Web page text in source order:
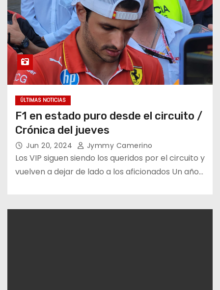
ÚLTIMAS NOTICIAS
F1 en estado puro desde el circuito /
Crónica del jueves
Jun 20, 2024 Jymmy Camerino
Los VIP siguen siendo los queridos por el circuito y
vuelven a dejar de lado a los aficionados Un año…